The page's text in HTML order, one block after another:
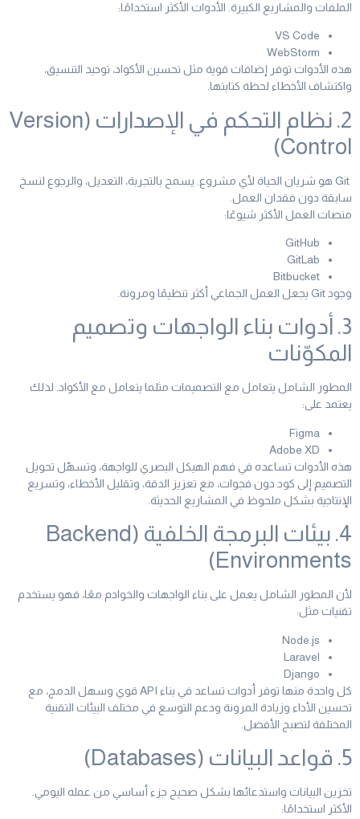
الملفات والمشاريع الكبيرة. الأدوات الأكثر استخدامًا:
VS Code
WebStorm
هذه الأدوات توفر إضافات قوية مثل تحسين الأكواد، توحيد التنسيق،
واكتشاف الأخطاء لحظة كتابتها.
2. نظام التحكم في الإصدارات (Version
Control)
Git هو شريان الحياة لأي مشروع. يسمح بالتجربة، التعديل، والرجوع لنسخ
سابقة دون فقدان العمل.
منصات العمل الأكثر شيوعًا:
GitHub
GitLab
Bitbucket
وجود Git يجعل العمل الجماعي أكثر تنظيمًا ومرونة.
3. أدوات بناء الواجهات وتصميم
المكوّنات
المطور الشامل يتعامل مع التصميمات مثلما يتعامل مع الأكواد. لذلك
يعتمد على:
Figma
Adobe XD
هذه الأدوات تساعده في فهم الهيكل البصري للواجهة، وتسهّل تحويل
التصميم إلى كود دون فجوات، مع تعزيز الدقة، وتقليل الأخطاء، وتسريع
الإنتاجية بشكل ملحوظ في المشاريع الحديثة.
4. بيئات البرمجة الخلفية (Backend
Environments)
لأن المطور الشامل يعمل على بناء الواجهات والخوادم معًا، فهو يستخدم
تقنيات مثل:
Node.js
Laravel
Django
كل واحدة منها توفر أدوات تساعد في بناء API قوي وسهل الدمج، مع
تحسين الأداء وزيادة المرونة ودعم التوسع في مختلف البيئات التقنية
المختلفة لتصبح الأفضل.
5. قواعد البيانات (Databases)
تخزين البيانات واستدعائها بشكل صحيح جزء أساسي من عمله اليومي.
الأكثر استخدامًا: